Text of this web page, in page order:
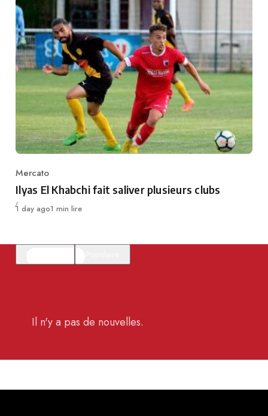
Category
Mercato
Ilyas El Khabchi fait saliver plusieurs clubs
Publié
1 day ago1 min lire
Il n'y a pas de nouvelles.